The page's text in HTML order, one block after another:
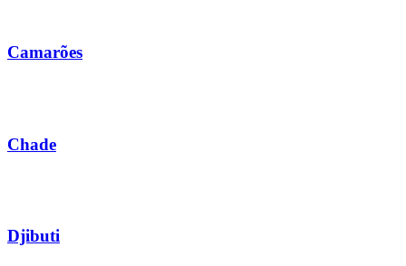
Camarões
Chade
Djibuti